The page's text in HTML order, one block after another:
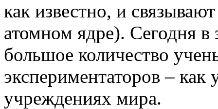
как известно, и
атомном ядре). Сегодня в
большое количество
экспериментаторов –
учреждениях мира.